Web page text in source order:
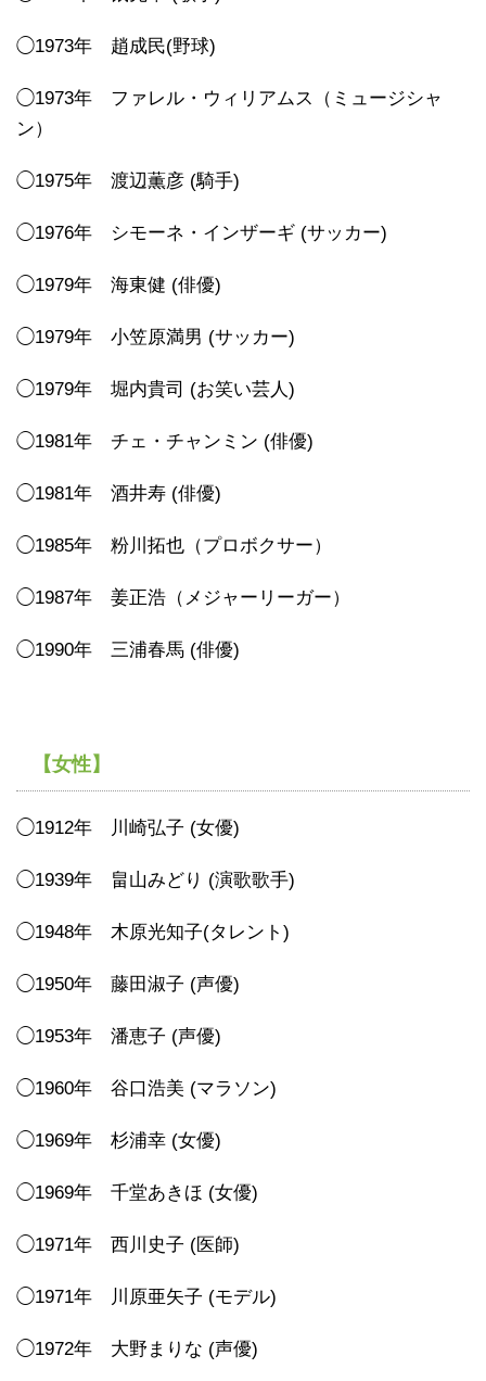
◯1973年 趙成民(野球)
◯1973年 ファレル・ウィリアムス（ミュージシャ
ン）
◯1975年 渡辺薫彦 (騎手)
◯1976年 シモーネ・インザーギ (サッカー)
◯1979年 海東健 (俳優)
◯1979年 小笠原満男 (サッカー)
◯1979年 堀内貴司 (お笑い芸人)
◯1981年 チェ・チャンミン (俳優)
◯1981年 酒井寿 (俳優)
◯1985年 粉川拓也（プロボクサー）
◯1987年 姜正浩（メジャーリーガー）
◯1990年 三浦春馬 (俳優)
【女性】
◯1912年 川崎弘子 (女優)
◯1939年 畠山みどり (演歌歌手)
◯1948年 木原光知子(タレント)
◯1950年 藤田淑子 (声優)
◯1953年 潘恵子 (声優)
◯1960年 谷口浩美 (マラソン)
◯1969年 杉浦幸 (女優)
◯1969年 千堂あきほ (女優)
◯1971年 西川史子 (医師)
◯1971年 川原亜矢子 (モデル)
◯1972年 大野まりな (声優)